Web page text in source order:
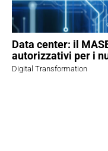
Data center: il
autorizzativi per i
Digital Transformation